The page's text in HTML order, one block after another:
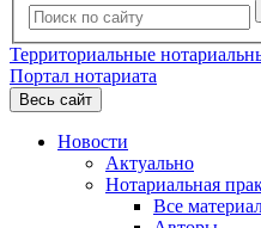
Территориальные
Портал нотариата
Весь сайт
Новости
Актуально
Нотариальная
Все